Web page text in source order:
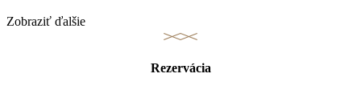
Zobraziť ďalšie
Rezervácia